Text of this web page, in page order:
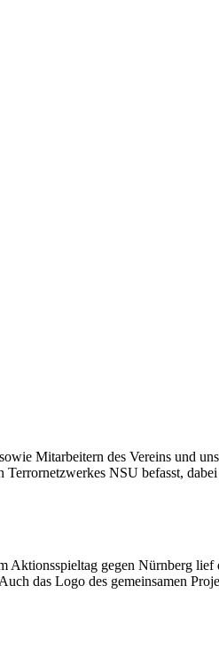
Mitarbeitern des Vereins und
NSU befasst,
gegen Nürnberg
das Logo des gemeinsamen